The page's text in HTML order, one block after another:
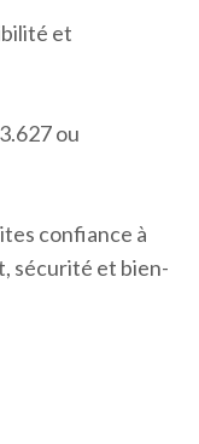
et
ou
confiance à
sécurité et bien-